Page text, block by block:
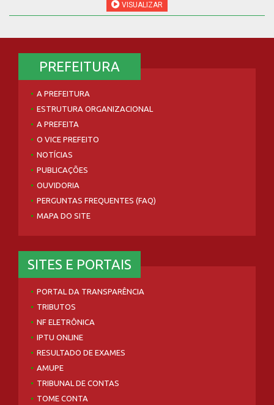
VISUALIZAR
PREFEITURA
A PREFEITURA
ESTRUTURA ORGANIZACIONAL
A PREFEITA
O VICE PREFEITO
NOTÍCIAS
PUBLICAÇÕES
OUVIDORIA
PERGUNTAS FREQUENTES (FAQ)
MAPA DO SITE
SITES E PORTAIS
PORTAL DA TRANSPARÊNCIA
TRIBUTOS
NF ELETRÔNICA
IPTU ONLINE
RESULTADO DE EXAMES
AMUPE
TRIBUNAL DE CONTAS
TOME CONTA